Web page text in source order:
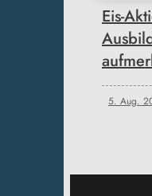
Eis-
5. Aug.